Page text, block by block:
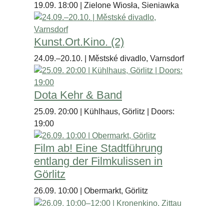
19.09. 18:00 | Zielone Wiosła, Sieniawka
Kunst.Ort.Kino. (2)
24.09.–20.10. | Městské divadlo, Varnsdorf
Dota Kehr & Band
25.09. 20:00 | Kühlhaus, Görlitz | Doors:
19:00
Film ab! Eine Stadtführung
entlang der Filmkulissen in
Görlitz
26.09. 10:00 | Obermarkt, Görlitz